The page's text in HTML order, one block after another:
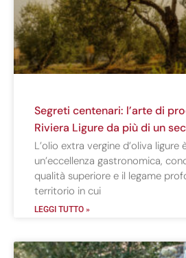
Segreti centenari: l’arte di
Riviera Ligure da più di un
L’olio extra vergine d’oliva ligure
un’eccellenza gastronomica,
qualità superiore e il legame
territorio in cui
LEGGI TUTTO »